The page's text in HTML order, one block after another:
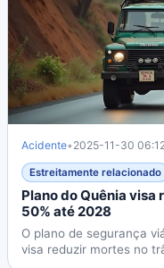
Acidente• 2025-11-30
Estreitamente relacionado
Plano do Quênia
50% até 2028
O plano de segurança
visa reduzir mortes no